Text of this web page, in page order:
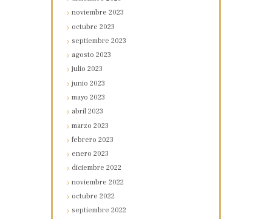
noviembre2023
octubre2023
septiembre2023
agosto2023
julio2023
junio2023
mayo2023
abril2023
marzo2023
febrero2023
enero2023
diciembre2022
noviembre2022
octubre2022
septiembre2022